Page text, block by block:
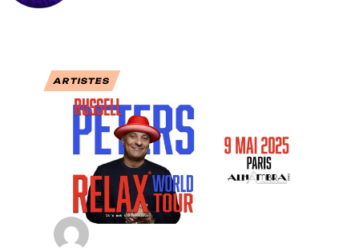
ARTISTES